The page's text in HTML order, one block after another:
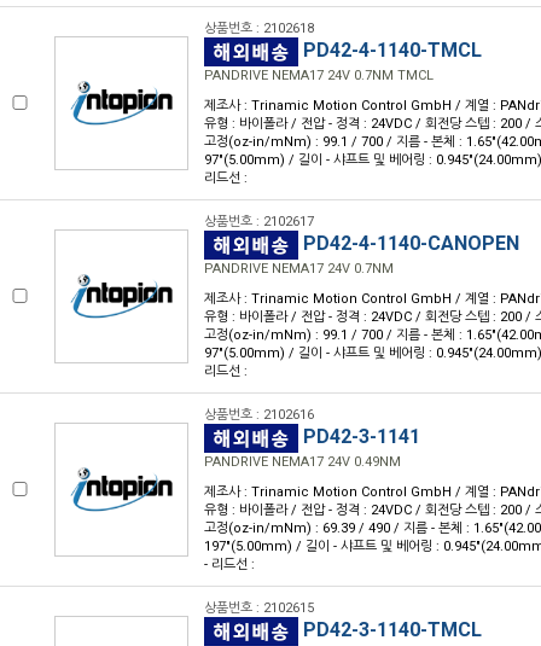
상품번호 : 2102618
PD42-4-1140-TMCL
PANDRIVE NEMA17 24V 0.7NM TMCL
제조사 : Trinamic Motion Control GmbH / 계열 :
유형 : 바이폴라 / 전압 - 정격 : 24VDC / 회전당 스텝 : 200 /
고정(oz-in/mNm) : 99.1 / 700 / 지름 - 본체 :
97"(5.00mm) / 길이 - 샤프트 및 베어링 :
리드선 :
상품번호 : 2102617
PD42-4-1140-CANOPEN
PANDRIVE NEMA17 24V 0.7NM
제조사 : Trinamic Motion Control GmbH / 계열 :
유형 : 바이폴라 / 전압 - 정격 : 24VDC / 회전당 스텝 : 200 /
고정(oz-in/mNm) : 99.1 / 700 / 지름 - 본체 :
97"(5.00mm) / 길이 - 샤프트 및 베어링 :
리드선 :
상품번호 : 2102616
PD42-3-1141
PANDRIVE NEMA17 24V 0.49NM
제조사 : Trinamic Motion Control GmbH / 계열 :
유형 : 바이폴라 / 전압 - 정격 : 24VDC / 회전당 스텝 : 200 /
고정(oz-in/mNm) : 69.39 / 490 / 지름 - 본체 :
197"(5.00mm) / 길이 - 샤프트 및 베어링 :
- 리드선 :
상품번호 : 2102615
PD42-3-1140-TMCL